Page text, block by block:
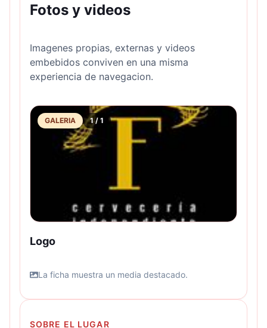
Fotos y videos
Imagenes propias, externas y videos
embebidos conviven en una misma
experiencia de navegacion.
GALERIA 1 / 1
Logo
La ficha muestra un media destacado.
SOBRE EL LUGAR